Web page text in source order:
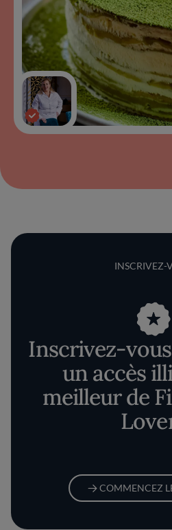
INSCRIVEZ-
Inscrivez-
un accès
meilleur de
COMMENCEZ